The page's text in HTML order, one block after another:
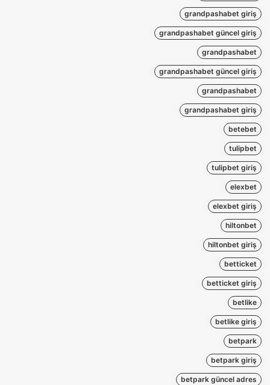
grandpashabet giriş
grandpashabet güncel giriş
grandpashabet
grandpashabet güncel giriş
grandpashabet
grandpashabet giriş
betebet
tulipbet
tulipbet giriş
elexbet
elexbet giriş
hiltonbet
hiltonbet giriş
betticket
betticket giriş
betlike
betlike giriş
betpark
betpark giriş
betpark güncel adres